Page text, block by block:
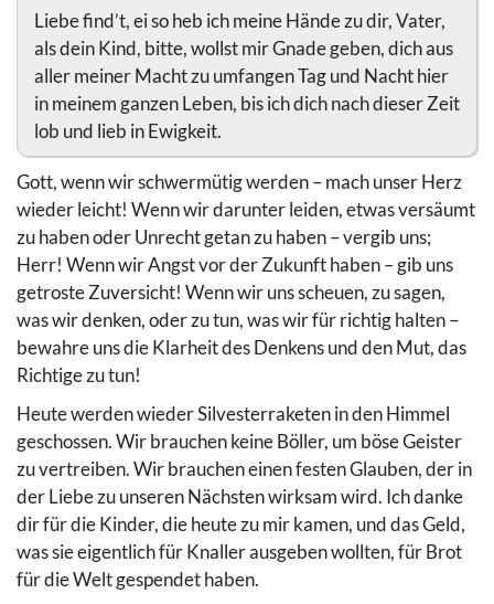
Liebe find’t, ei so heb ich meine Hände zu dir, Vater,
als dein Kind, bitte, wollst mir Gnade geben, dich aus
aller meiner Macht zu umfangen Tag und Nacht hier
in meinem ganzen Leben, bis ich dich nach dieser Zeit
lob und lieb in Ewigkeit.
Gott, wenn wir schwermütig werden – mach unser Herz
wieder leicht! Wenn wir darunter leiden, etwas versäumt
zu haben oder Unrecht getan zu haben – vergib uns;
Herr! Wenn wir Angst vor der Zukunft haben – gib uns
getroste Zuversicht! Wenn wir uns scheuen, zu sagen,
was wir denken, oder zu tun, was wir für richtig halten –
bewahre uns die Klarheit des Denkens und den Mut, das
Richtige zu tun!
Heute werden wieder Silvesterraketen in den Himmel
geschossen. Wir brauchen keine Böller, um böse Geister
zu vertreiben. Wir brauchen einen festen Glauben, der in
der Liebe zu unseren Nächsten wirksam wird. Ich danke
dir für die Kinder, die heute zu mir kamen, und das Geld,
was sie eigentlich für Knaller ausgeben wollten, für Brot
für die Welt gespendet haben.